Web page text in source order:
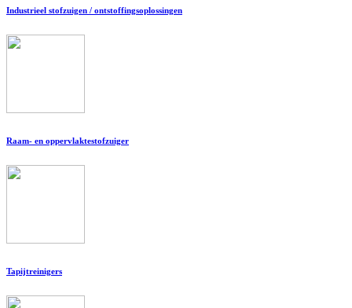
Industrieel stofzuigen / ontstoffingsoplossingen
Raam- en oppervlaktestofzuiger
Tapijtreinigers